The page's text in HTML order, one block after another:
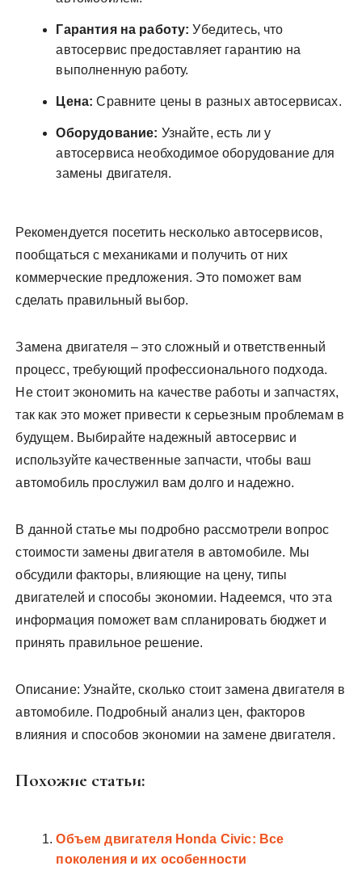
Гарантия на работу: Убедитесь, что
автосервис предоставляет гарантию на
выполненную работу.
Цена: Сравните цены в разных автосервисах.
Оборудование: Узнайте, есть ли у
автосервиса необходимое оборудование для
замены двигателя.
Рекомендуется посетить несколько автосервисов,
пообщаться с механиками и получить от них
коммерческие предложения. Это поможет вам
сделать правильный выбор.
Замена двигателя – это сложный и ответственный
процесс, требующий профессионального подхода.
Не стоит экономить на качестве работы и запчастях,
так как это может привести к серьезным проблемам в
будущем. Выбирайте надежный автосервис и
используйте качественные запчасти, чтобы ваш
автомобиль прослужил вам долго и надежно.
В данной статье мы подробно рассмотрели вопрос
стоимости замены двигателя в автомобиле. Мы
обсудили факторы, влияющие на цену, типы
двигателей и способы экономии. Надеемся, что эта
информация поможет вам спланировать бюджет и
принять правильное решение.
Описание: Узнайте, сколько стоит замена двигателя в
автомобиле. Подробный анализ цен, факторов
влияния и способов экономии на замене двигателя.
Похожие статьи:
Объем двигателя Honda Civic: Все
поколения и их особенности